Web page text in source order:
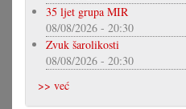
35 ljet grupa MIR
08/08/2026 - 20:30
Zvuk šarolikosti
08/08/2026 - 20:30
>> već